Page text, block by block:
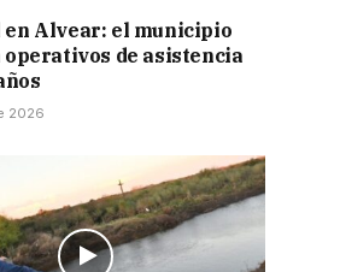
en Alvear: el municipio
operativos de asistencia
2026